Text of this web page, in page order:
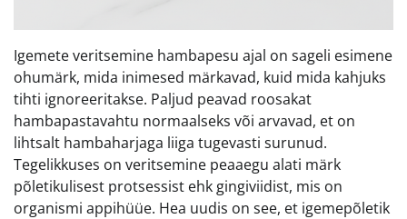
Igemete veritsemine hambapesu ajal on sageli esimene
ohumärk, mida inimesed märkavad, kuid mida kahjuks
tihti ignoreeritakse. Paljud peavad roosakat
hambapastavahtu normaalseks või arvavad, et on
lihtsalt hambaharjaga liiga tugevasti surunud.
Tegelikkuses on veritsemine peaaegu alati märk
põletikulisest protsessist ehk gingiviidist, mis on
organismi appihüüe. Hea uudis on see, et igemepõletik